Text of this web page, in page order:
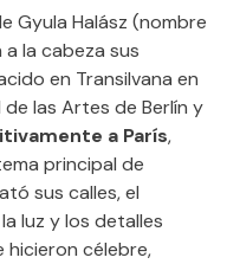
Gyula Halász (nombre
a la cabeza sus
en Transilvana en
las Artes de Berlín y
a París,
principal de
sus calles, el
luz y los detalles
hicieron célebre,